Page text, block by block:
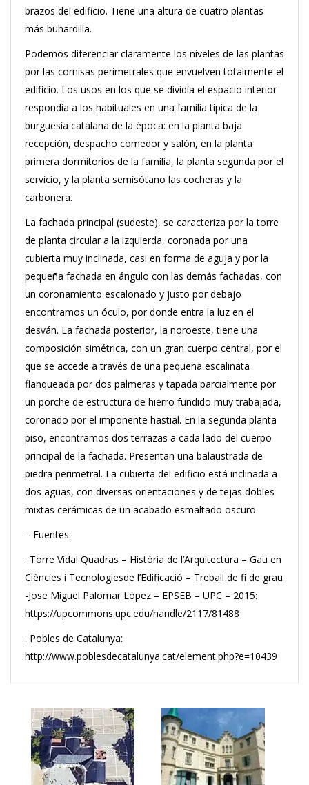
brazos del edificio. Tiene una altura de cuatro plantas
más buhardilla.
Podemos diferenciar claramente los niveles de las plantas
por las cornisas perimetrales que envuelven totalmente el
edificio. Los usos en los que se dividía el espacio interior
respondía a los habituales en una familia típica de la
burguesía catalana de la época: en la planta baja
recepción, despacho comedor y salón, en la planta
primera dormitorios de la familia, la planta segunda por el
servicio, y la planta semisótano las cocheras y la
carbonera.
La fachada principal (sudeste), se caracteriza por la torre
de planta circular a la izquierda, coronada por una
cubierta muy inclinada, casi en forma de aguja y por la
pequeña fachada en ángulo con las demás fachadas, con
un coronamiento escalonado y justo por debajo
encontramos un óculo, por donde entra la luz en el
desván. La fachada posterior, la noroeste, tiene una
composición simétrica, con un gran cuerpo central, por el
que se accede a través de una pequeña escalinata
flanqueada por dos palmeras y tapada parcialmente por
un porche de estructura de hierro fundido muy trabajada,
coronado por el imponente hastial. En la segunda planta
piso, encontramos dos terrazas a cada lado del cuerpo
principal de la fachada. Presentan una balaustrada de
piedra perimetral. La cubierta del edificio está inclinada a
dos aguas, con diversas orientaciones y de tejas dobles
mixtas cerámicas de un acabado esmaltado oscuro.
– Fuentes:
. Torre Vidal Quadras – Història de l’Arquitectura – Gau en
Ciències i Tecnologiesde l’Edificació – Treball de fi de grau
-Jose Miguel Palomar López – EPSEB – UPC – 2015:
https://upcommons.upc.edu/handle/2117/81488
. Pobles de Catalunya:
http://www.poblesdecatalunya.cat/element.php?e=10439